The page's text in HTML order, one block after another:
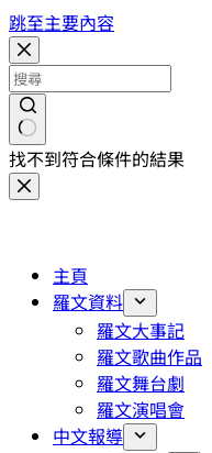
跳至主要內容
找不到符合條件的結果
主頁
羅文資料
羅文大事記
羅文歌曲作品
羅文舞台劇
羅文演唱會
中文報導